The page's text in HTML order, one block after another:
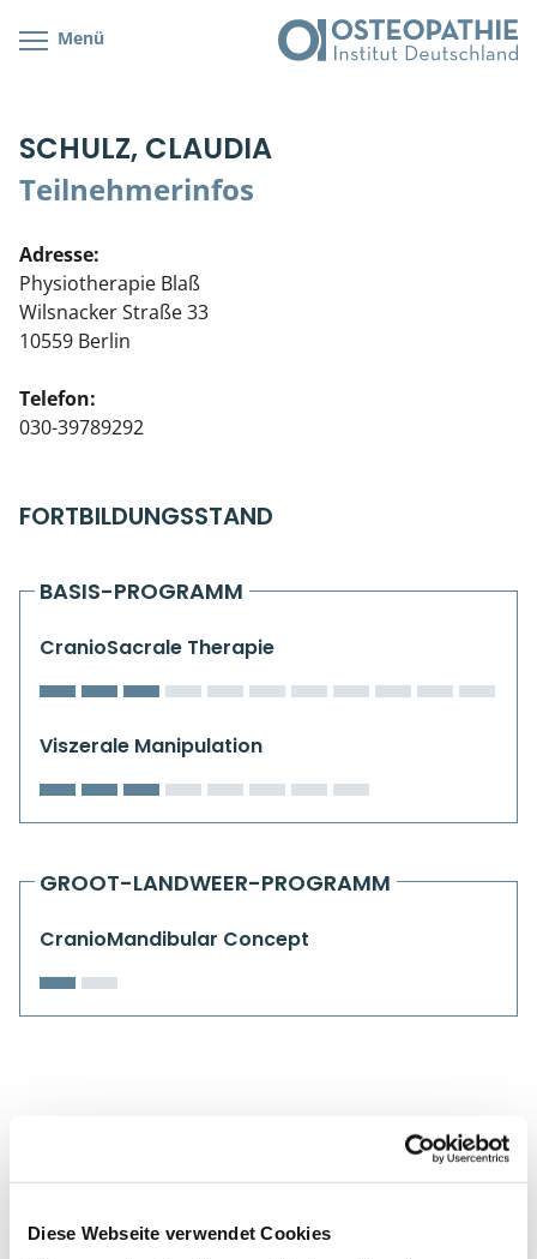
Diese Webseite verwendet Cookies
Menü
SCHULZ, CLAUDIA
Teilnehmerinfos
Adresse:
Physiotherapie Blaß
Wilsnacker Straße 33
10559 Berlin
Telefon:
030-39789292
FORTBILDUNGSSTAND
BASIS-PROGRAMM
CranioSacrale Therapie
Viszerale Manipulation
GROOT-LANDWEER-PROGRAMM
CranioMandibular Concept
Cranial/Neurale Osteopathie
Parietale Osteopathie
Viszerale Osteopathie
Klinische & Praktische Kurse
Live Online-Kurse
Bonus-Programm
Veranstaltungsticket DB
Wissenswertes
Teilnehmerliste
Stellenbörse
Soziales Engagement